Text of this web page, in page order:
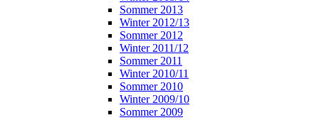
Sommer 2013
Winter 2012/13
Sommer 2012
Winter 2011/12
Sommer 2011
Winter 2010/11
Sommer 2010
Winter 2009/10
Sommer 2009